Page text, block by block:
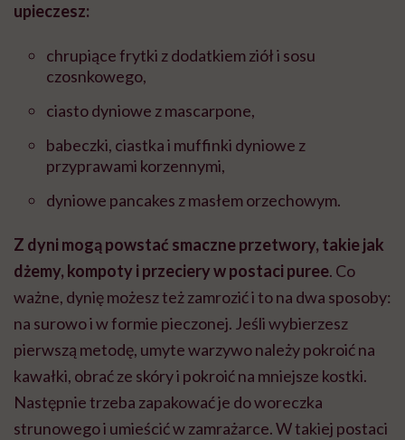
upieczesz:
chrupiące frytki z dodatkiem ziół i sosu
czosnkowego,
ciasto dyniowe z mascarpone,
babeczki, ciastka i muffinki dyniowe z
przyprawami korzennymi,
dyniowe pancakes z masłem orzechowym.
Z dyni mogą powstać smaczne przetwory, takie jak
dżemy, kompoty i przeciery w postaci puree. Co
ważne, dynię możesz też zamrozić i to na dwa sposoby:
na surowo i w formie pieczonej. Jeśli wybierzesz
pierwszą metodę, umyte warzywo należy pokroić na
kawałki, obrać ze skóry i pokroić na mniejsze kostki.
Następnie trzeba zapakować je do woreczka
strunowego i umieścić w zamrażarce. W takiej postaci